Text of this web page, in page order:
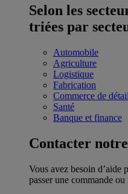
Selon les
triées par
Automobile
Agriculture
Logistique
Fabrication
Commerce de détail
Santé
Banque et finance
Contacter
Vous avez besoin d’aide
passer une commande